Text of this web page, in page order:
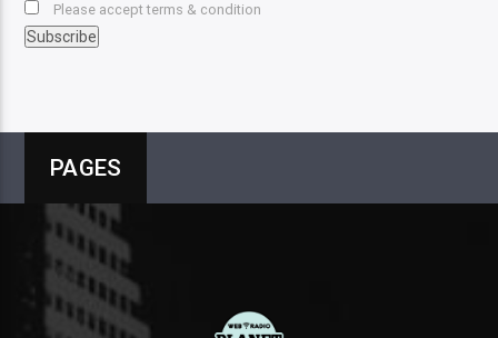
Please accept terms & condition
PAGES